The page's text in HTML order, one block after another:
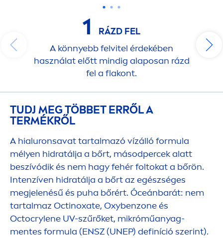
1
RÁZD FEL
A könnyebb felvitel érdekében
használat előtt mindig alaposan rázd
fel a flakont.
TUDJ MEG TÖBBET ERRŐL A
TERMÉKRŐL
A hialuronsavat tartalmazó vízálló formula
mélyen hidratálja a bőrt, másodpercek alatt
beszívódik és nem hagy fehér foltokat a bőrön.
Intenzíven hidratálja a bőrt az egészséges
megjelenésű és puha bőrért. Óceánbarát: nem
tartalmaz Octinoxate, Oxybenzone és
Octocrylene UV-szűrőket, mikróműanyag-
mentes formula (ENSZ (UNEP) definíció szerint).